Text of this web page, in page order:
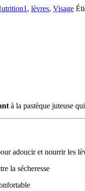
, lèvres, Visage
à la pastèque juteuse
adoucir et nourrir les
la sécheresse